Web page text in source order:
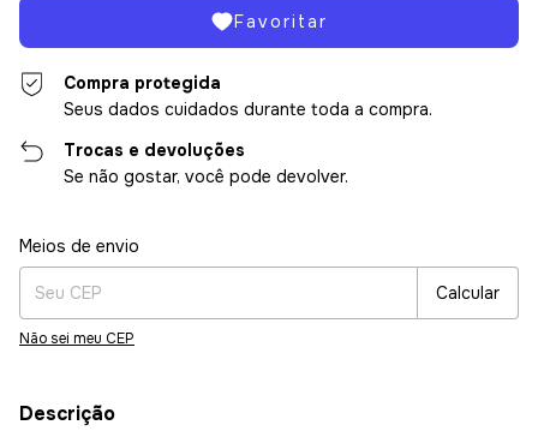
Favoritar
Compra protegida
Seus dados cuidados durante toda a compra.
Trocas e devoluções
Se não gostar, você pode devolver.
Entregas para o CEP:
Meios de envio
Calcular
Não sei meu CEP
Descrição